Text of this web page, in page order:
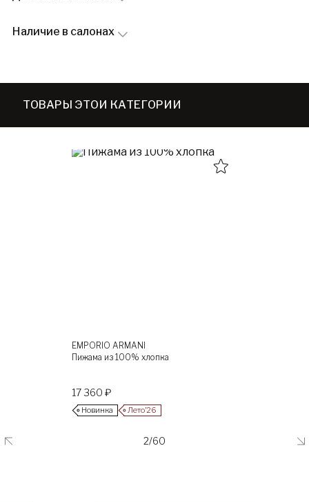
Наличие в салонах
ТОВАРЫ ЭТОЙ КАТЕГОРИИ
EMPORIO ARMANI
Пижама из 100% хлопка
17 360 ₽
Новинка Лето’26
2/60